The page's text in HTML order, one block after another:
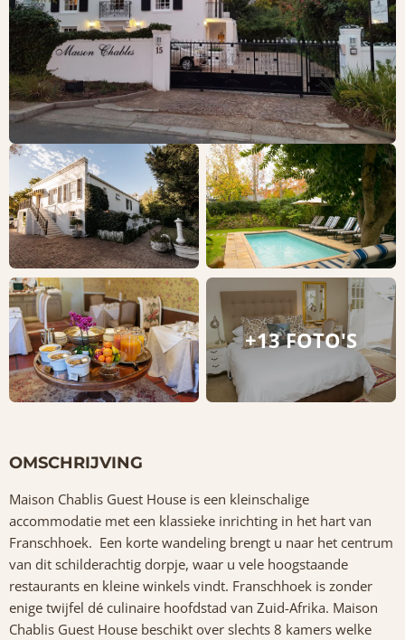
+13 FOTO'S
OMSCHRIJVING
Maison Chablis Guest House is een kleinschalige
accommodatie met een klassieke inrichting in het hart van
Franschhoek. Een korte wandeling brengt u naar het centrum
van dit schilderachtig dorpje, waar u vele hoogstaande
restaurants en kleine winkels vindt. Franschhoek is zonder
enige twijfel dé culinaire hoofdstad van Zuid-Afrika. Maison
Chablis Guest House beschikt over slechts 8 kamers welke